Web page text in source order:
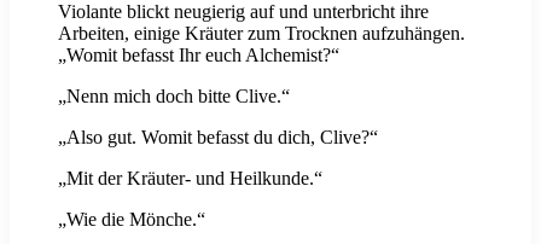
Violante blickt neugierig auf und unterbricht ihre
Arbeiten, einige Kräuter zum Trocknen aufzuhängen.
„Womit befasst Ihr euch Alchemist?“
„Nenn mich doch bitte Clive.“
„Also gut. Womit befasst du dich, Clive?“
„Mit der Kräuter- und Heilkunde.“
„Wie die Mönche.“